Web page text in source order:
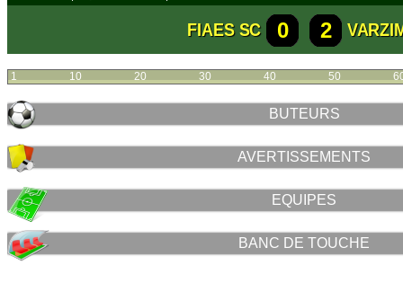
FIAES SC 0 2
1 10 20 30 40 50
BUTEURS
AVERTISSEMENTS
EQUIPES
BANC DE TOUCHE